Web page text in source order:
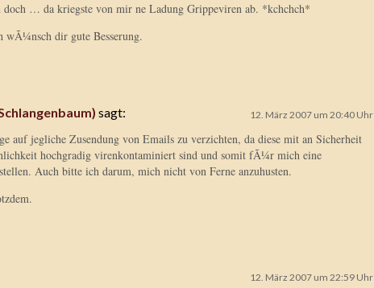
… da kriegste von mir ne Ladung Grippeviren ab. *kchchch*
dir gute Besserung.
sagt: 12. März 2007 um 20:40 Uhr
auf jegliche Zusendung von Emails zu verzichten, da diese mit an Sicherheit
hochgradig virenkontaminiert sind und somit fÃ¼r mich eine
Auch bitte ich darum, mich nicht von Ferne anzuhusten.
12. März 2007 um 22:59 Uhr